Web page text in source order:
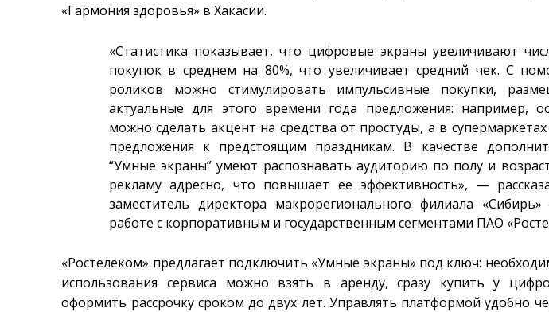
«Гармония здоровья» в Хакасии.
«Статистика показывает, что цифровые экраны увеличивают
покупок в среднем на 80%, что увеличивает средний чек. С
роликов можно стимулировать импульсивные покупки,
актуальные для этого времени года предложения: например,
можно сделать акцент на средства от простуды, а в
предложения к предстоящим праздникам. В качестве
“Умные экраны” умеют распознавать аудиторию по полу и
рекламу адресно, что повышает ее эффективность», —
заместитель директора макрорегионального филиала
работе с корпоративным и государственным сегментами ПАО
«Ростелеком» предлагает подключить «Умные экраны» под ключ:
использования сервиса можно взять в аренду, сразу купить у
оформить рассрочку сроком до двух лет. Управлять платформой удобно